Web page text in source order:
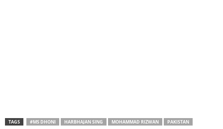
TAGS #MS DHONI HARBHAJAN SING MOHAMMAD RIZWAN PAKISTAN